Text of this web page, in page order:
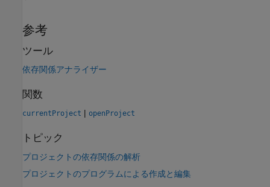
参考
ツール
依存関係アナライザー
関数
currentProject | openProject
トピック
プロジェクトの依存関係の解析
プロジェクトのプログラムによる作成と編集